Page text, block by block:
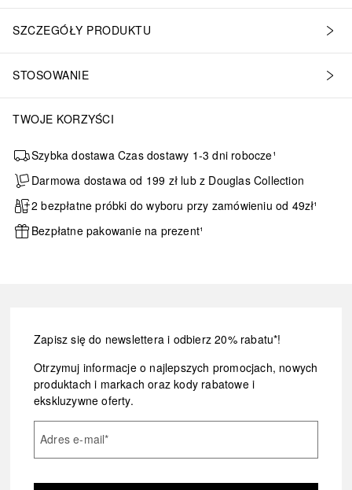
SZCZEGÓŁY PRODUKTU
STOSOWANIE
TWOJE KORZYŚCI
Szybka dostawa Czas dostawy 1-3 dni robocze¹
Darmowa dostawa od 199 zł lub z Douglas Collection
2 bezpłatne próbki do wyboru przy zamówieniu od 49zł¹
Bezpłatne pakowanie na prezent¹
Zapisz się do newslettera i odbierz 20% rabatu*!
Otrzymuj informacje o najlepszych promocjach, nowych
produktach i markach oraz kody rabatowe i
ekskluzywne oferty.
Adres e-mail*